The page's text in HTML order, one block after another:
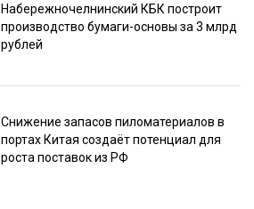
Набережночелнинский КБК построит
производство бумаги-основы за 3 млрд
рублей
Снижение запасов пиломатериалов в
портах Китая создаёт потенциал для
роста поставок из РФ